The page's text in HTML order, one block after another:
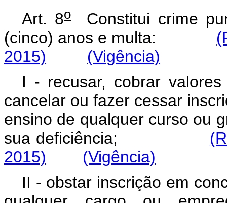
Art. 8oConstitui crime
(cinco) anos e multa:
2015)
(Vigência)
I - recusar, cobrar valores
cancelar ou fazer cessar
ensino de qualquer curso ou
sua deficiência;
2015)
(Vigência)
II - obstar inscrição em